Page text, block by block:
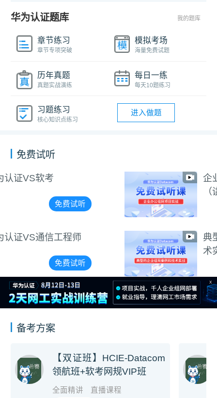
华为认证题库 我的题库
章节练习
章节专项突破
模拟考场
海量免费试题
历年真题
真题实战演练
每日一练
每天10题练习
习题练习
核心知识点练习
进入做题
免费试听
企业办公组网项目实战
（讲师阳惠娇）
免费试听
典型的企业组网案例和技
术实战（讲师周航）
免费试听
X
备考方案
【双证班】HCIE-Datacom
领航班+软考网规VIP班
全面精讲 直播课程